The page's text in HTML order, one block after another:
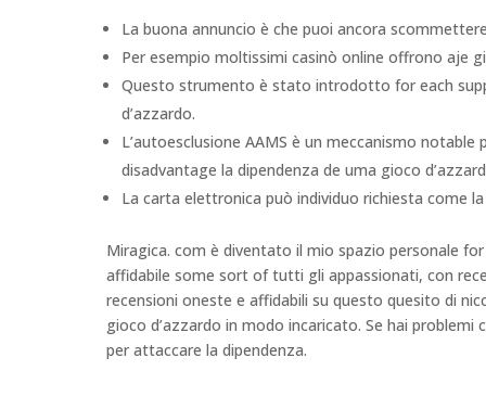
La buona annuncio è che puoi ancora
Per esempio moltissimi casinò online offrono aje
Questo strumento è stato introdotto for each
d’azzardo.
L’autoesclusione AAMS è un meccanismo
disadvantage la dipendenza de uma gioco
La carta elettronica può individuo richiesta come
Miragica. com è diventato il mio spazio personale
affidabile some sort of tutti gli appassionati, con
recensioni oneste e affidabili su questo quesito di
gioco d’azzardo in modo incaricato. Se hai
per attaccare la dipendenza.